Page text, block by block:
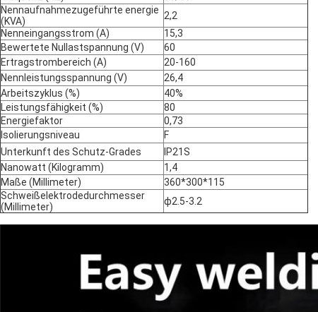
Nennaufnahmezugeführte energie
(KVA)
2,2
Nenneingangsstrom (A)
15,3
Bewertete Nullastspannung (V)
60
Ertragstrombereich (A)
20-160
Nennleistungsspannung (V)
26,4
Arbeitszyklus (%)
40%
Leistungsfähigkeit (%)
80
Energiefaktor
0,73
Isolierungsniveau
F
Unterkunft des Schutz-Grades
IP21S
Nanowatt (Kilogramm)
1,4
Maße (Millimeter)
360*300*115
Schweißelektrodedurchmesser
(Millimeter)
ф2.5-3.2